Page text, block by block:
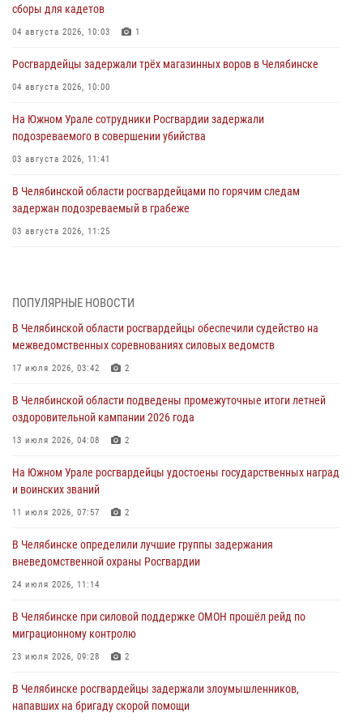
сборы для кадетов
04 августа 2026, 10:03 1
Росгвардейцы задержали трёх магазинных воров в Челябинске
04 августа 2026, 10:00
На Южном Урале сотрудники Росгвардии задержали
подозреваемого в совершении убийства
03 августа 2026, 11:41
В Челябинской области росгвардейцами по горячим следам
задержан подозреваемый в грабеже
03 августа 2026, 11:25
03 августа 2026, 09:22 1
Авиация Росгвардии совершила более 250 санитарных вылетов в
Донецкой Народной Республике
31 июля 2026, 11:33
Росгвардия обеспечивает безопасность граждан на южном
направлении
31 июля 2026, 11:32
В Уральском округе Росгвардии состоялось заседание
оперативного штаба
30 июля 2026, 10:53
ПОПУЛЯРНЫЕ НОВОСТИ
В Челябинской области росгвардейцы обеспечили судейство на
межведомственных соревнованиях силовых ведомств
17 июля 2026, 03:42 2
В Челябинской области подведены промежуточные итоги летней
оздоровительной кампании 2026 года
13 июля 2026, 04:08 2
На Южном Урале росгвардейцы удостоены государственных наград
и воинских званий
11 июля 2026, 07:57 2
В Челябинске определили лучшие группы задержания
вневедомственной охраны Росгвардии
24 июля 2026, 11:14
В Челябинске при силовой поддержке ОМОН прошёл рейд по
миграционному контролю
23 июля 2026, 09:28 2
В Челябинске росгвардейцы задержали злоумышленников,
напавших на бригаду скорой помощи